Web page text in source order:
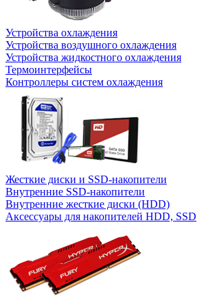
Устройства охлаждения
Устройства воздушного охлаждения
Устройства жидкостного охлаждения
Термоинтерфейсы
Контроллеры систем охлаждения
Жесткие диски и SSD-накопители
Внутренние SSD-накопители
Внутренние жесткие диски (HDD)
Аксессуары для накопителей HDD, SSD